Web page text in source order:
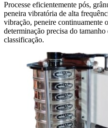
Processe eficientemente pós,
peneira vibratória de alta
vibração, peneire continuamente
determinação precisa do
classificação.